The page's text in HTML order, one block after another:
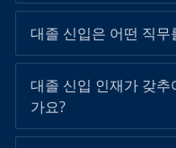
대졸 신입은 어떤 직무
대졸 신입 인재가 갖
가요?